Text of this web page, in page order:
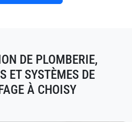
DE PLOMBERIE,
ET SYSTÈMES DE
À CHOISY